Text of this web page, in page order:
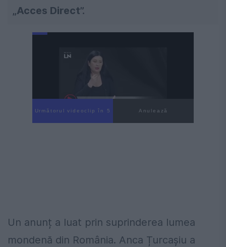
„Acces Direct”.
Următorul videoclip în 4 Anulează
Un anunț a luat prin suprinderea lumea
mondenă din România. Anca Țurcașiu a